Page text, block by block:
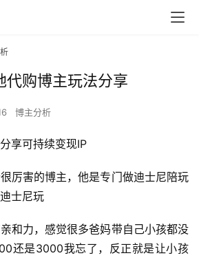
代购博主玩法分享
博主分析
享可持续变现IP
厉害的博主，他是专门做迪士尼陪玩
士尼玩
和力，感觉很多爸妈带自己小孩都没
还是3000我忘了，反正就是让小孩